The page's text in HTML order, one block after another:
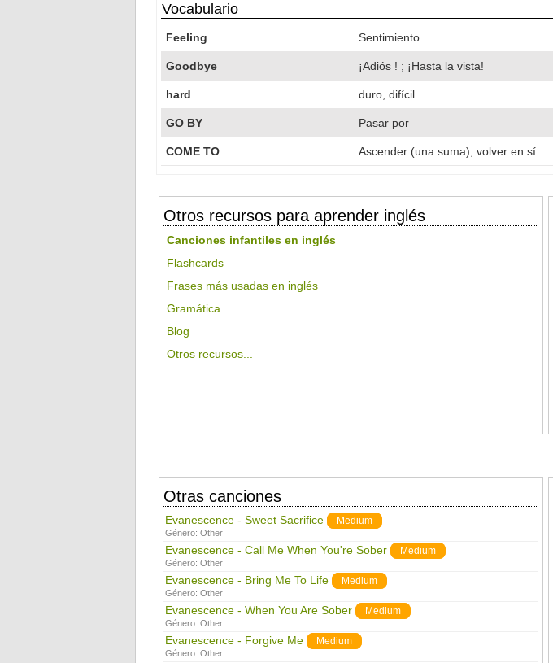
Vocabulario
Feeling Sentimiento
Goodbye ¡Adiós ! ; ¡Hasta la vista!
hard duro, difícil
GO BY Pasar por
COME TO Ascender (una suma), volver en sí.
Otros recursos para aprender inglés
Canciones infantiles en inglés
Flashcards
Frases más usadas en inglés
Gramática
Blog
Otros recursos...
Otras canciones
Evanescence - Sweet Sacrifice Medium
Género: Other
Evanescence - Call Me When You're Sober Medium
Género: Other
Evanescence - Bring Me To Life Medium
Género: Other
Evanescence - When You Are Sober Medium
Género: Other
Evanescence - Forgive Me Medium
Género: Other